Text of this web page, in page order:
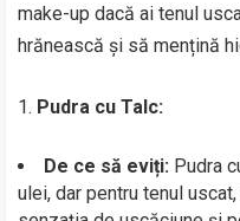
make-up dacă ai tenul
hrănească și să mențină
1. Pudra cu Talc:
De ce să eviți: Pudra
ulei, dar pentru tenul